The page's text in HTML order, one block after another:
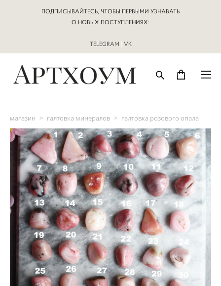
ПОДПИСЫВАЙТЕСЬ, ЧТОБЫ ПЕРВЫМИ УЗНАВАТЬ
О НОВЫХ ПОСТУПЛЕНИЯХ:
TELEGRAM | VK
магазин > галтовка минералов > галтовка розового опала